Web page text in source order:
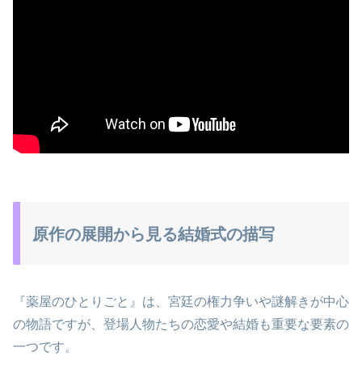
原作の展開から見る結婚式の描写
『薬屋のひとりごと』は、宮廷の権力争いや謎解きが中心
の物語ですが、登場人物たちの恋愛や結婚も重要な要素の
一つです。